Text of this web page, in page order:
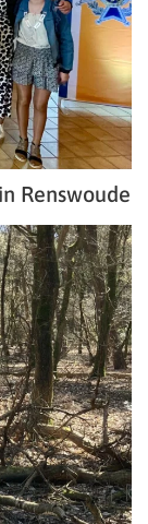
Renswoude